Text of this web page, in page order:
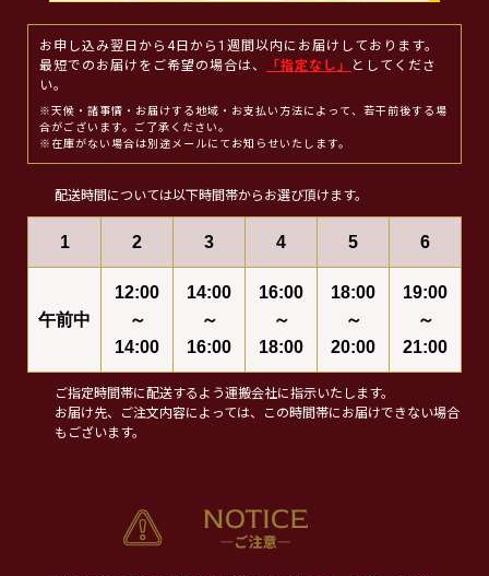
お申し込み翌日から4日から1週間以内にお届けしております。
最短でのお届けをご希望の場合は、
「指定なし」
としてくださ
い。
※天候・諸事情・お届けする地域・お支払い方法によって、若干前後する場
合がございます。ご了承ください。
※在庫がない場合は別途メールにてお知らせいたします。
配送時間については以下時間帯からお選び頂けます。
1 2 3 4 5 6
午前中
12:00
～
14:00
14:00
～
16:00
16:00
～
18:00
18:00
～
20:00
19:00
～
21:00
ご指定時間帯に配送するよう運搬会社に指示いたします。
お届け先、ご注文内容によっては、この時間帯にお届けできない場合
もございます。